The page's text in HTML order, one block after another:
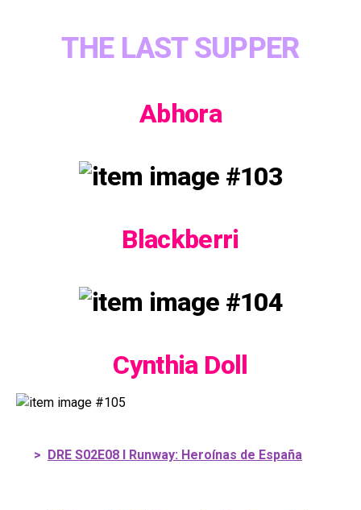
THE LAST SUPPER
Abhora
Blackberri
Cynthia Doll
> DRE S02E08 I Runway: Heroínas de España